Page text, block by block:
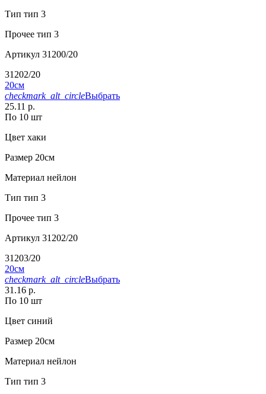
Тип тип 3
Прочее тип 3
Артикул 31200/20
31202/20
20см
checkmark_alt_circleВыбрать
25.11 р.
По 10 шт
Цвет хаки
Размер 20см
Материал нейлон
Тип тип 3
Прочее тип 3
Артикул 31202/20
31203/20
20см
checkmark_alt_circleВыбрать
31.16 р.
По 10 шт
Цвет синий
Размер 20см
Материал нейлон
Тип тип 3